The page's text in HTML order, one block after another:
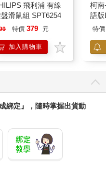
金額。如果美國和世界上其他
應對Covid-19所產生的經濟影
大增，中國本身的失業增加幅
支出來平衡中國增加的生產，
解決經濟崩潰的問題。
角度來看待，這場疫情可能代
德國公民提供高額的直接援
美國民眾提供的直接援助──若
額大約是西班牙政府對西班
憾的，很多歐洲國家政府，
、葡萄牙與西班牙顯得有點
與企業免於受經濟衝擊，但
飛利浦 有線
滑鼠組 SPT6254
特價 379 元
加入購物車
柯
語
特價
綁定』，隨時掌握出貨動